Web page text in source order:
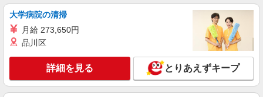
大学病院の清掃
月給 273,650円
品川区
詳細を見る とりあえずキープ